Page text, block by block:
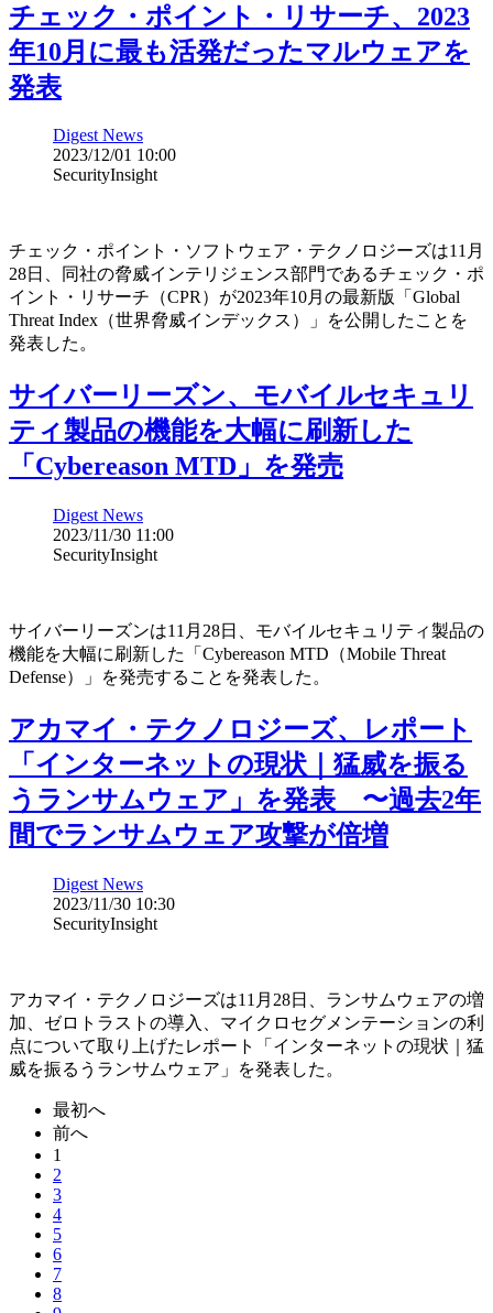
チェック・ポイント・リサーチ、2023
年10月に最も活発だったマルウェアを
発表
Digest News
2023/12/01 10:00
SecurityInsight
チェック・ポイント・ソフトウェア・テクノロジーズは11月
28日、同社の脅威インテリジェンス部門であるチェック・ポ
イント・リサーチ（CPR）が2023年10月の最新版「Global
Threat Index（世界脅威インデックス）」を公開したことを
発表した。
サイバーリーズン、モバイルセキュリ
ティ製品の機能を大幅に刷新した
「Cybereason MTD」を発売
Digest News
2023/11/30 11:00
SecurityInsight
サイバーリーズンは11月28日、モバイルセキュリティ製品の
機能を大幅に刷新した「Cybereason MTD（Mobile Threat
Defense）」を発売することを発表した。
アカマイ・テクノロジーズ、レポート
「インターネットの現状｜猛威を振る
うランサムウェア」を発表 〜過去2年
間でランサムウェア攻撃が倍増
Digest News
2023/11/30 10:30
SecurityInsight
アカマイ・テクノロジーズは11月28日、ランサムウェアの増
加、ゼロトラストの導入、マイクロセグメンテーションの利
点について取り上げたレポート「インターネットの現状｜猛
威を振るうランサムウェア」を発表した。
最初へ
前へ
1
2
3
4
5
6
7
8